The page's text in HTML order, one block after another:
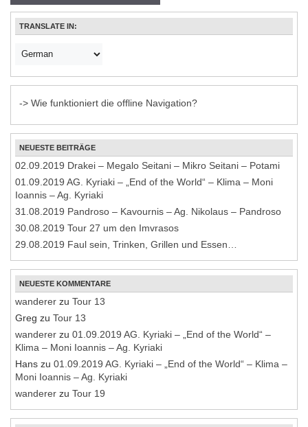
TRANSLATE IN:
-> Wie funktioniert die offline Navigation?
NEUESTE BEITRÄGE
02.09.2019 Drakei – Megalo Seitani – Mikro Seitani – Potami
01.09.2019 AG. Kyriaki – „End of the World“ – Klima – Moni
Ioannis – Ag. Kyriaki
31.08.2019 Pandroso – Kavournis – Ag. Nikolaus – Pandroso
30.08.2019 Tour 27 um den Imvrasos
29.08.2019 Faul sein, Trinken, Grillen und Essen…
NEUESTE KOMMENTARE
wanderer zu Tour 13
Greg zu Tour 13
wanderer zu 01.09.2019 AG. Kyriaki – „End of the World“ –
Klima – Moni Ioannis – Ag. Kyriaki
Hans zu 01.09.2019 AG. Kyriaki – „End of the World“ – Klima –
Moni Ioannis – Ag. Kyriaki
wanderer zu Tour 19